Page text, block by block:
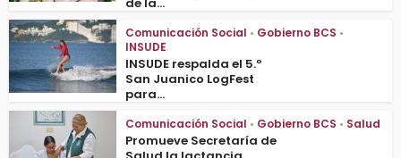
Comunicación Social • Gobierno BCS •
INSUDE
INSUDE respalda el 5.º
San Juanico LogFest
para...
Comunicación Social • Gobierno BCS • Salud
Promueve Secretaría de